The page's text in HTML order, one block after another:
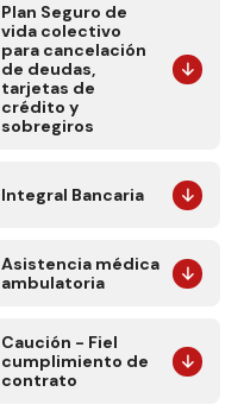
Plan Seguro de
vida colectivo
para cancelación
de deudas,
tarjetas de
crédito y
sobregiros
Integral Bancaria
Asistencia médica
ambulatoria
Caución - Fiel
cumplimiento de
contrato